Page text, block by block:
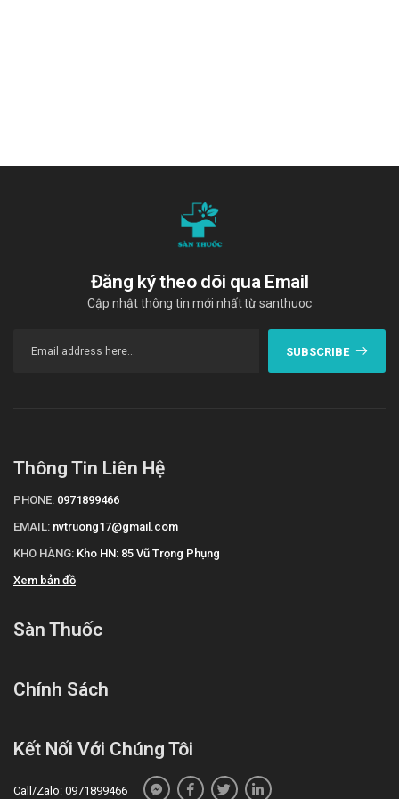
Đăng ký theo dõi qua Email
Cập nhật thông tin mới nhất từ santhuoc
SUBSCRIBE
Thông Tin Liên Hệ
PHONE: 0971899466
EMAIL: nvtruong17@gmail.com
KHO HÀNG: Kho HN: 85 Vũ Trọng Phụng
Xem bản đồ
Sàn Thuốc
Chính Sách
Kết Nối Với Chúng Tôi
Call/Zalo: 0971899466